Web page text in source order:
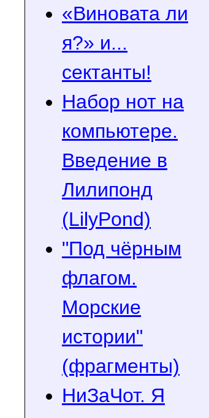
«Виновата ли
я?» и...
сектанты!
Набор нот на
компьютере.
Введение в
Лилипонд
(LilyPond)
"Под чёрным
флагом.
Морские
истории"
(фрагменты)
НиЗаЧот. Я